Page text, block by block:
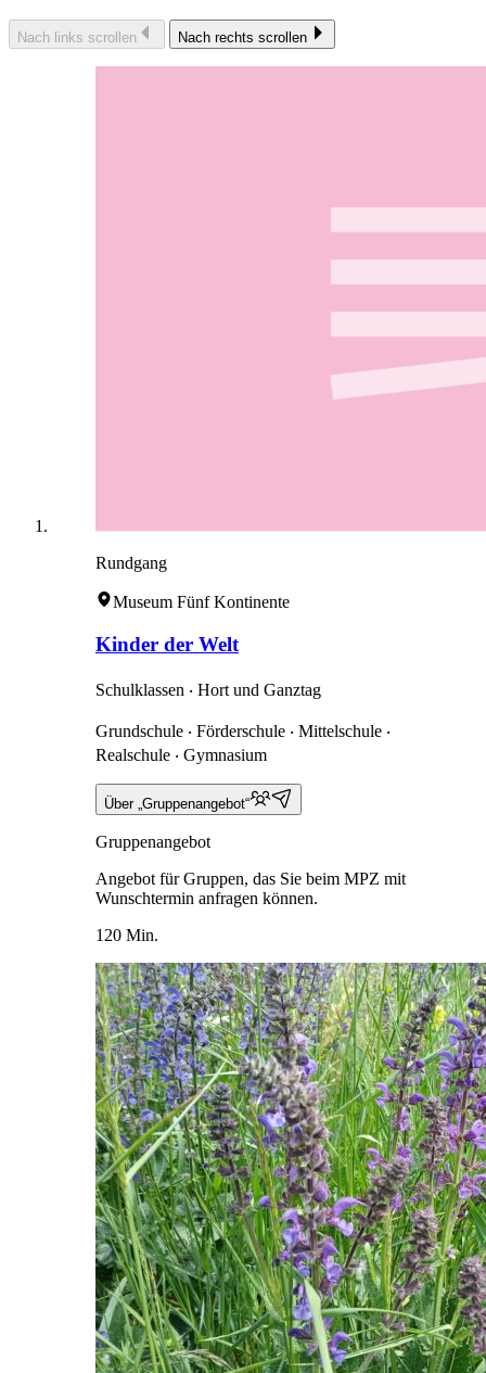
Nach links scrollen Nach rechts scrollen
Rundgang
Museum Fünf Kontinente
Kinder der Welt
Schulklassen ‧ Hort und Ganztag
Grundschule ‧ Förderschule ‧ Mittelschule ‧
Realschule ‧ Gymnasium
Über „Gruppenangebot“
Gruppenangebot
Angebot für Gruppen, das Sie beim MPZ mit
Wunschtermin anfragen können.
120 Min.